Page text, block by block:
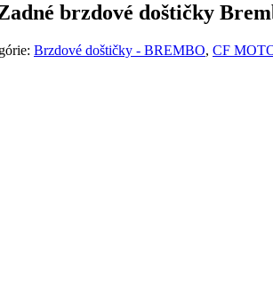
brzdové doštičky
Brzdové doštičky - BREMBO, CF